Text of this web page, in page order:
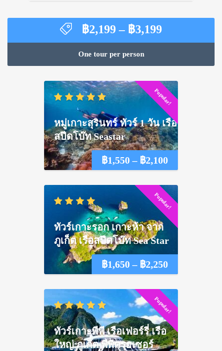
฿2,199 – ฿3,199
range:
through
฿3,199
One tour per person
Popular!
฿1,550 – ฿2,100Price
฿1,550
through
฿2,100
หมู่เกาะสุรินทร์ ทัวร์ 1 วัน เรือ
สปีดโบ๊ท Seastar
Popular!
฿1,650 – ฿2,250Price
฿1,650
through
฿2,250
ทัวร์เกาะรอก เกาะห้า จาก
ภูเก็ต เรือสปีดโบ๊ท Sea Star
Popular!
ทัวร์เกาะพีพี เรือเฟอร์รี่ เรือ
ใหญ่ ภูเก็ต พีพีครุยเซอร์